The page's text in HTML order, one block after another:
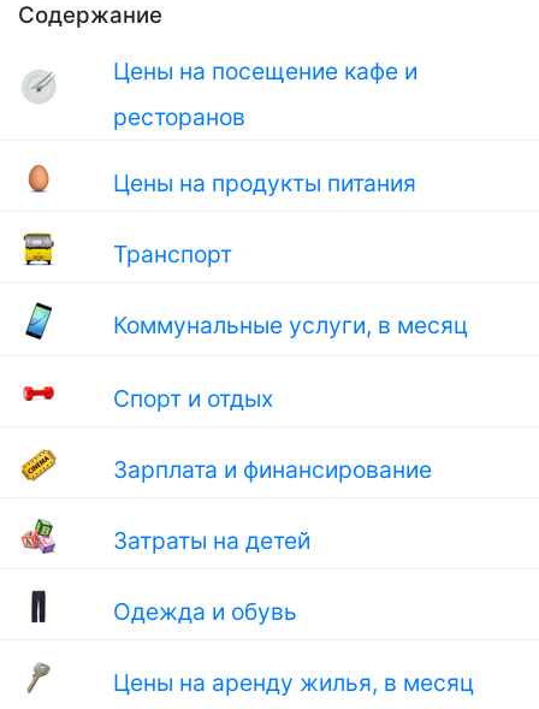
Содержание
Цены на посещение кафе и
ресторанов
Цены на продукты питания
Транспорт
Коммунальные услуги, в месяц
Спорт и отдых
Зарплата и финансирование
Затраты на детей
Одежда и обувь
Цены на аренду жилья, в месяц